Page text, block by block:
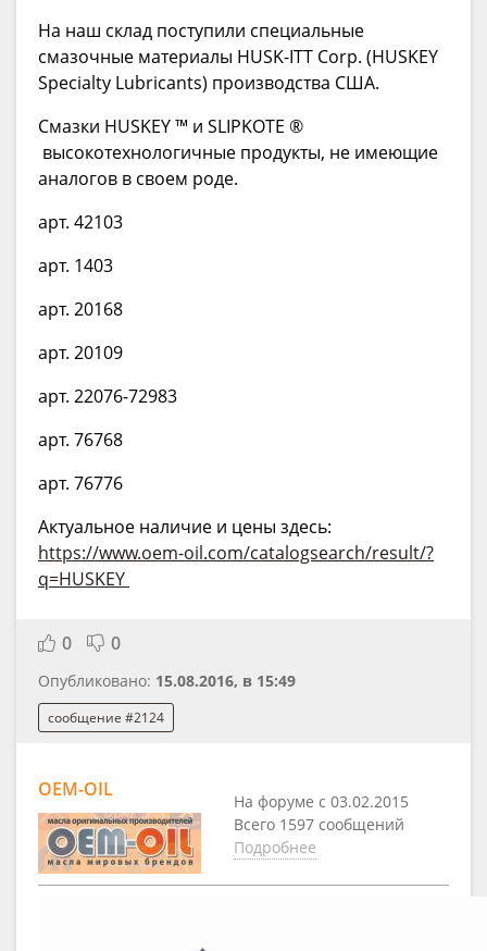
На наш склад поступили специальные
смазочные материалы HUSK-ITT Corp. (HUSKEY
Specialty Lubricants) производства США.
Смазки HUSKEY ™ и SLIPKOTE ®
высокотехнологичные продукты, не имеющие
аналогов в своем роде.
арт. 42103
арт. 1403
арт. 20168
арт. 20109
арт. 22076-72983
арт. 76768
арт. 76776
Актуальное наличие и цены здесь:
https://www.oem-oil.com/catalogsearch/result/?
q=HUSKEY
0 0
Опубликовано: 15.08.2016, в 15:49
сообщение #2124
OEM-OIL
На форуме с 03.02.2015
Всего 1597 сообщений
Подробнее